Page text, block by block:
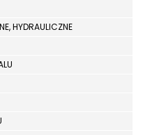
HYDRAULICZNE